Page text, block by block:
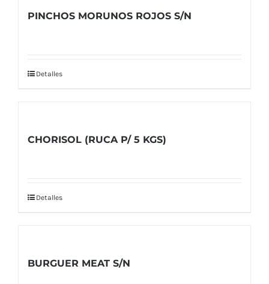
PINCHOS MORUNOS ROJOS S/N
Detalles
CHORISOL (RUCA P/ 5 KGS)
Detalles
BURGUER MEAT S/N